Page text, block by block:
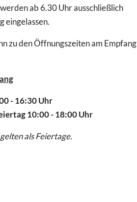
ab 6.30 Uhr ausschließlich
eingelassen.
zu den Öffnungszeiten am Empfang
- 16:30 Uhr
10:00 - 18:00 Uhr
als Feiertage.